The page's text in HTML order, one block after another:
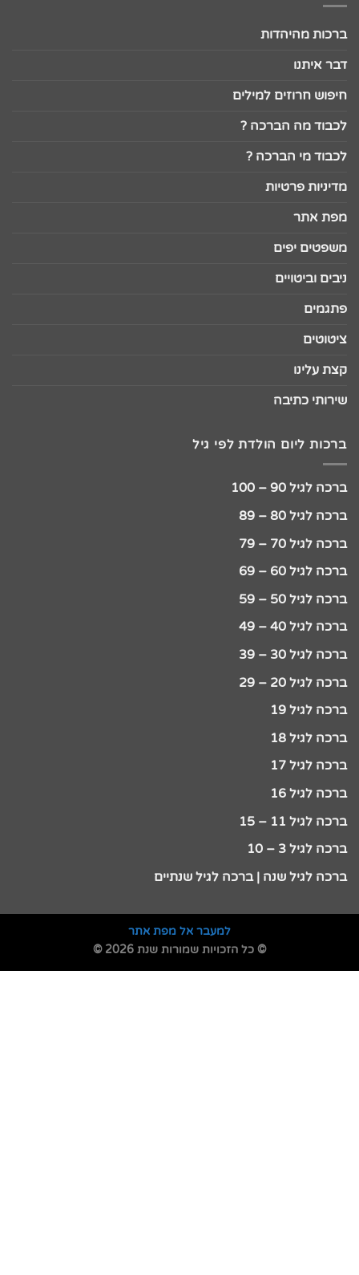
ברכות מהיהדות
דבר איתנו
חיפוש חרוזים למילים
לכבוד מה הברכה ?
לכבוד מי הברכה ?
מדיניות פרטיות
מפת אתר
משפטים יפים
ניבים וביטויים
פתגמים
ציטוטים
קצת עלינו
שירותי כתיבה
ברכות ליום הולדת לפי גיל
ברכה לגיל 90 – 100
ברכה לגיל 80 – 89
ברכה לגיל 70 – 79
ברכה לגיל 60 – 69
ברכה לגיל 50 – 59
ברכה לגיל 40 – 49
ברכה לגיל 30 – 39
ברכה לגיל 20 – 29
ברכה לגיל 19
ברכה לגיל 18
ברכה לגיל 17
ברכה לגיל 16
ברכה לגיל 11 – 15
ברכה לגיל 3 – 10
ברכה לגיל שנה | ברכה לגיל שנתיים
למעבר אל מפת אתר
© כל הזכויות שמורות שנת 2026 ©